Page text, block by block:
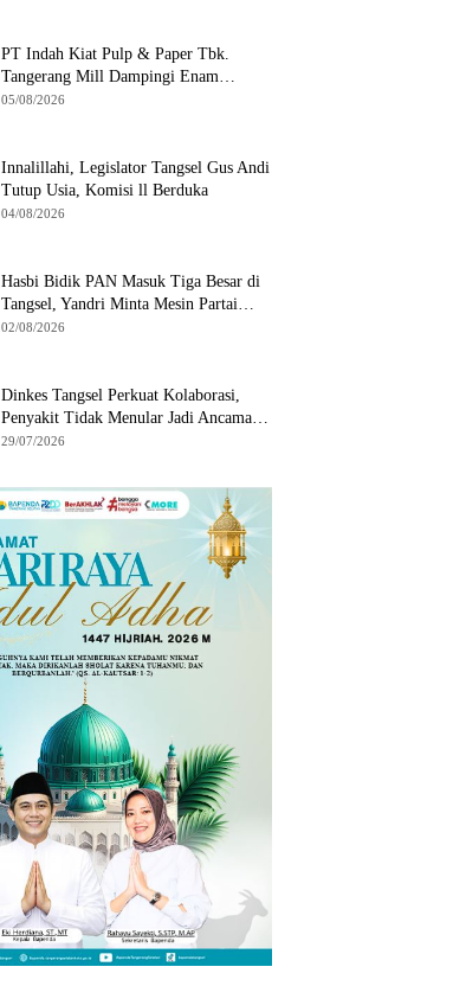
PT Indah Kiat Pulp & Paper Tbk.
Tangerang Mill Dampingi Enam
Wilayah Binaan
05/08/2026
Innalillahi, Legislator Tangsel Gus Andi
Tutup Usia, Komisi ll Berduka
04/08/2026
Hasbi Bidik PAN Masuk Tiga Besar di
Tangsel, Yandri Minta Mesin Partai
Bergerak
02/08/2026
Dinkes Tangsel Perkuat Kolaborasi,
Penyakit Tidak Menular Jadi Ancaman
Utama
29/07/2026